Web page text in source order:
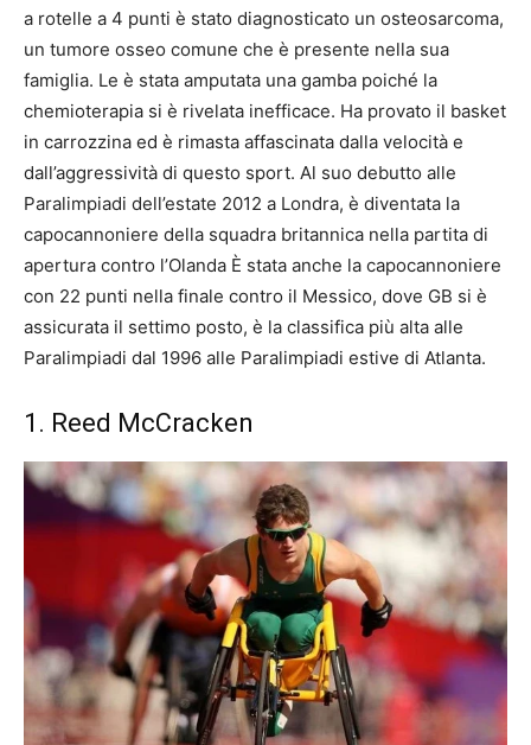
a rotelle a 4 punti è stato diagnosticato un osteosarcoma,
un tumore osseo comune che è presente nella sua
famiglia. Le è stata amputata una gamba poiché la
chemioterapia si è rivelata inefficace. Ha provato il basket
in carrozzina ed è rimasta affascinata dalla velocità e
dall’aggressività di questo sport. Al suo debutto alle
Paralimpiadi dell’estate 2012 a Londra, è diventata la
capocannoniere della squadra britannica nella partita di
apertura contro l’Olanda È stata anche la capocannoniere
con 22 punti nella finale contro il Messico, dove GB si è
assicurata il settimo posto, è la classifica più alta alle
Paralimpiadi dal 1996 alle Paralimpiadi estive di Atlanta.
1. Reed McCracken